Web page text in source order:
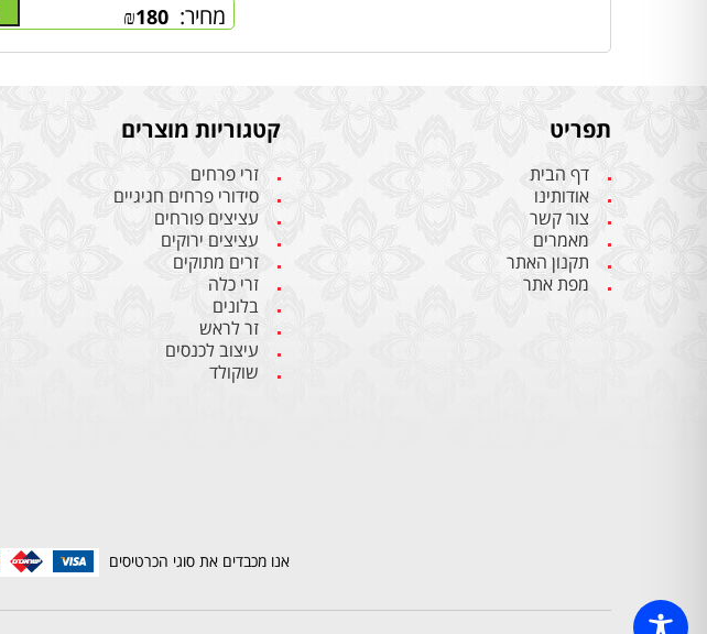
מחיר: ₪180
תפריט
דף הבית
אודותינו
צור קשר
מאמרים
תקנון האתר
מפת אתר
קטגוריות מוצרים
זרי פרחים
סידורי פרחים חגיגיים
עציצים פורחים
עציצים ירוקים
זרים מתוקים
זרי כלה
בלונים
זר לראש
עיצוב לכנסים
שוקולד
אנו מכבדים את סוגי הכרטיסים